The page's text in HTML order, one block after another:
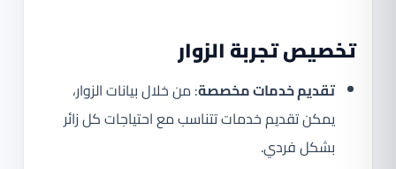
تخصيص تجربة الزوار
تقديم خدمات مخصصة: من خلال بيانات الزوار،
يمكن تقديم خدمات تتناسب مع احتياجات كل زائر
بشكل فردي.